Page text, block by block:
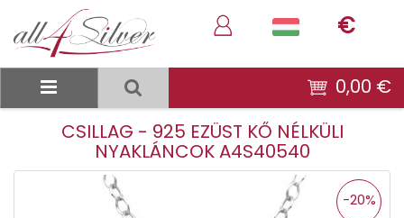
€
0,00 €
CSILLAG - 925 EZÜST KŐ NÉLKÜLI
NYAKLÁNCOK A4S40540
-20%